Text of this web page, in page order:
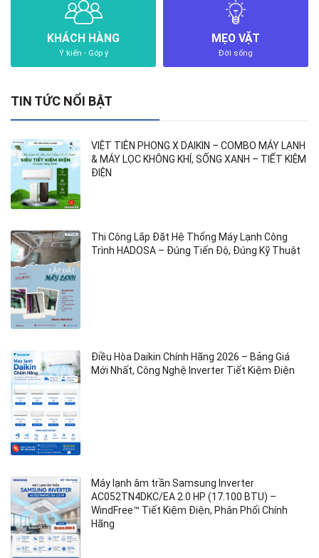
KHÁCH HÀNG
Ý kiến - Góp ý
MẸO VẶT
Đời sống
TIN TỨC NỔI BẬT
VIỆT TIÊN PHONG X DAIKIN – COMBO MÁY LẠNH
& MÁY LỌC KHÔNG KHÍ, SỐNG XANH – TIẾT KIỆM
ĐIỆN
Thi Công Lắp Đặt Hệ Thống Máy Lạnh Công
Trình HADOSA – Đúng Tiến Độ, Đúng Kỹ Thuật
Điều Hòa Daikin Chính Hãng 2026 – Bảng Giá
Mới Nhất, Công Nghệ Inverter Tiết Kiệm Điện
Máy lạnh âm trần Samsung Inverter
AC052TN4DKC/EA 2.0 HP (17.100 BTU) –
WindFree™ Tiết Kiệm Điện, Phân Phối Chính
Hãng